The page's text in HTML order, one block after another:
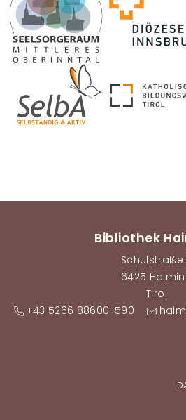
Image
Bibliothek
Schulstraße
6425
Tirol
+43 5266 88600-590